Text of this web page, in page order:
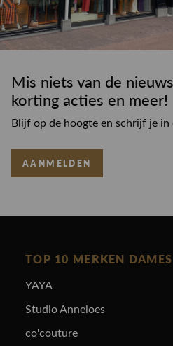
Mis niets van de
korting acties en meer!
Blijf op de hoogte en schrijf je
AANMELDEN
TOP 10 MERKEN DAMES
YAYA
Studio Anneloes
co'couture